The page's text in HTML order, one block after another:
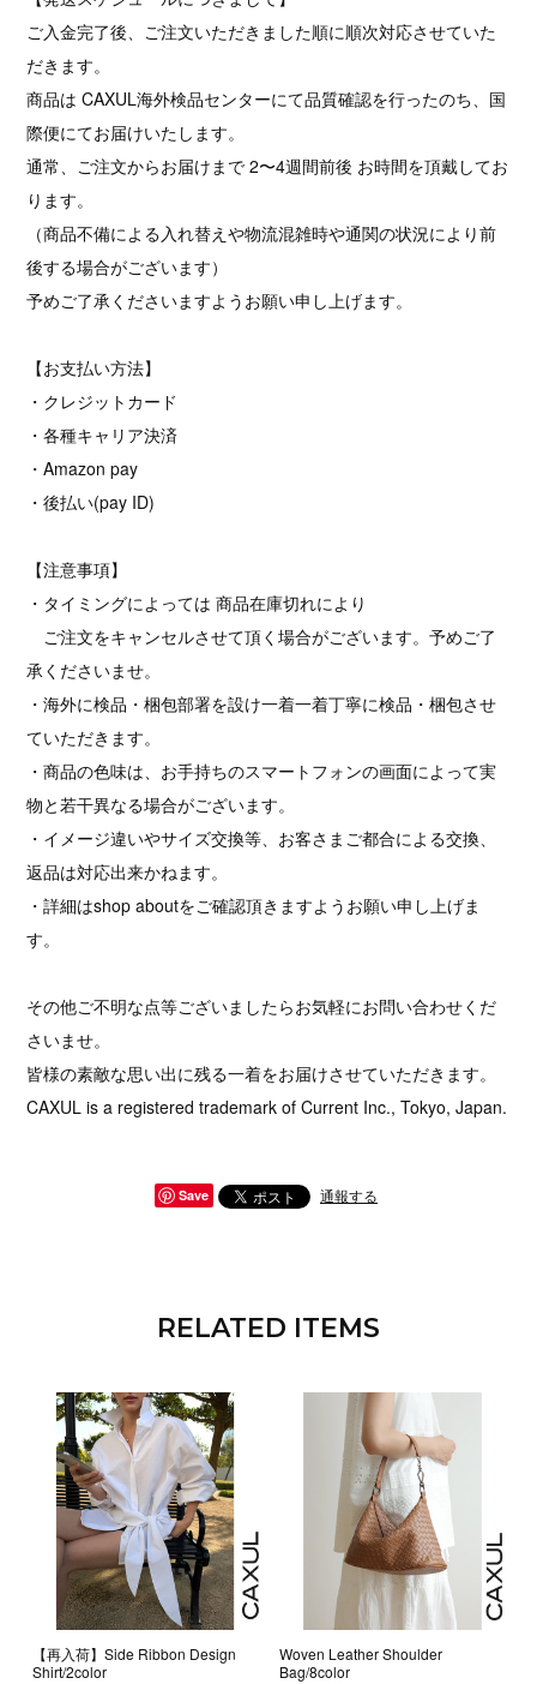
ご入金完了後、ご注文いただきました順に順次対応させていた
だきます。
商品は CAXUL海外検品センターにて品質確認を行ったのち、国
際便にてお届けいたします。
通常、ご注文からお届けまで 2〜4週間前後 お時間を頂戴してお
ります。
（商品不備による入れ替えや物流混雑時や通関の状況により前
後する場合がございます）
予めご了承くださいますようお願い申し上げます。
【お支払い方法】
・クレジットカード
・各種キャリア決済
・Amazon pay
・後払い(pay ID)
【注意事項】
・タイミングによっては 商品在庫切れにより
ご注文をキャンセルさせて頂く場合がございます。予めご了
承くださいませ。
・海外に検品・梱包部署を設け一着一着丁寧に検品・梱包させ
ていただきます。
・商品の色味は、お手持ちのスマートフォンの画面によって実
物と若干異なる場合がございます。
・イメージ違いやサイズ交換等、お客さまご都合による交換、
返品は対応出来かねます。
・詳細はshop aboutをご確認頂きますようお願い申し上げま
す。
その他ご不明な点等ございましたらお気軽にお問い合わせくだ
さいませ。
皆様の素敵な思い出に残る一着をお届けさせていただきます。
CAXUL is a registered trademark of Current Inc., Tokyo, Japan.
Save 通報する
RELATED ITEMS
【再入荷】Side Ribbon Design
Shirt/2color
Woven Leather Shoulder
Bag/8color